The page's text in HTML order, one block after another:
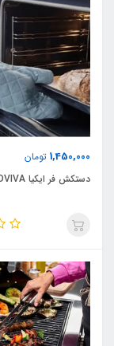
1,450,000 تومان
دستکش فر ایکیا SANDVIVA